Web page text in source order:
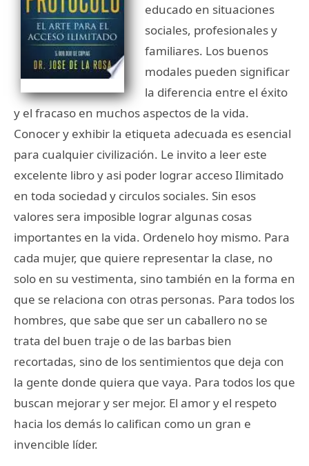
educado en situaciones
sociales, profesionales y
familiares. Los buenos
modales pueden significar
la diferencia entre el éxito
y el fracaso en muchos aspectos de la vida.
Conocer y exhibir la etiqueta adecuada es esencial
para cualquier civilización. Le invito a leer este
excelente libro y asi poder lograr acceso Ilimitado
en toda sociedad y circulos sociales. Sin esos
valores sera imposible lograr algunas cosas
importantes en la vida. Ordenelo hoy mismo. Para
cada mujer, que quiere representar la clase, no
solo en su vestimenta, sino también en la forma en
que se relaciona con otras personas. Para todos los
hombres, que sabe que ser un caballero no se
trata del buen traje o de las barbas bien
recortadas, sino de los sentimientos que deja con
la gente donde quiera que vaya. Para todos los que
buscan mejorar y ser mejor. El amor y el respeto
hacia los demás lo califican como un gran e
invencible líder.